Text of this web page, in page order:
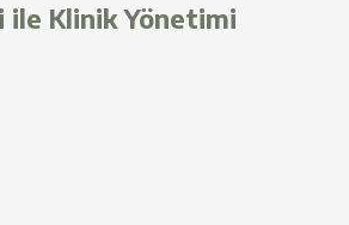
Klinik Yönetimi